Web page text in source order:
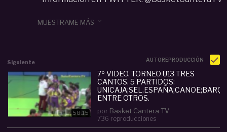
Selección España
#
Cantos
#Unicaja # Alba Berlin #Estudiantes
BasketCantera.tv
#BaloncestoCantera #Formación
Promesas
#Pablo Barbadillo
MUESTRAME MÁS 
Siguiente AUTOREPRODUCCIÓN
58:15
7º VÍDEO. TORNEO U13 TRES
CANTOS. 5 PARTIDOS:
ENTRE OTROS.
por Basket Cantera TV
736 reproducciones